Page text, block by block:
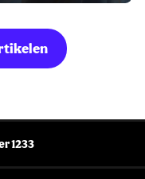
1233